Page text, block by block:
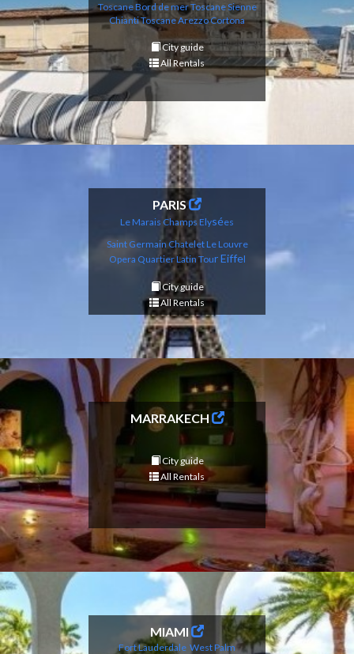
Toscane Bord de merToscane Sienne
ChiantiToscane Arezzo Cortona
City guide
All Rentals
PARIS
Le Marais Champs Elysées
Saint Germain Chatelet Le Louvre
Opera Quartier Latin Tour Eiffel
City guide
All Rentals
MARRAKECH
City guide
All Rentals
MIAMI
Fort Lauderdale West Palm